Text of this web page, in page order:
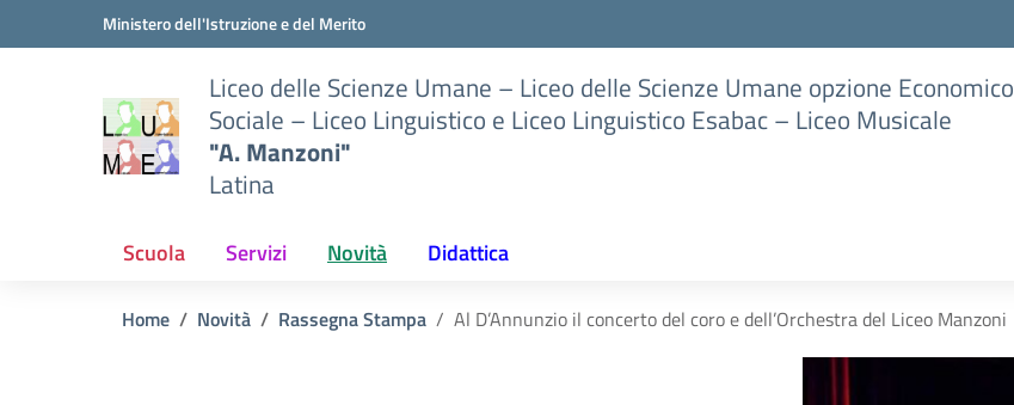
Vai ai contenuti
Vai al menu di navigazioneMinistero dell'Istruzione e del Merito
Liceo delle Scienze Umane – Liceo delle Scienze Umane opzione Economico
Sociale – Liceo Linguistico e Liceo Linguistico Esabac – Liceo Musicale
"A. Manzoni"
Latina
Scuola Servizi Novità Didattica
Home Novità Rassegna Stampa Al D’Annunzio il concerto del coro e dell’Orchestra del Liceo Manzoni